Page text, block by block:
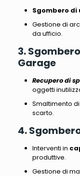
Sgombero di
Gestione di
da ufficio.
3.
Garage
Recupero di
oggetti
Smaltimento
scarto.
4.
Interventi in
produttive.
Gestione di